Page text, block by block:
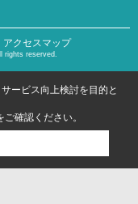
アクセスマップ
rights reserved.
ービス向上検討を目的と
ご確認ください。